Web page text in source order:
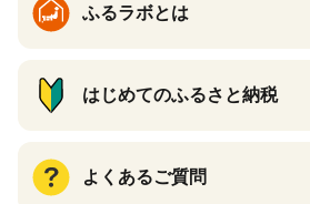
ふるラボとは
はじめてのふるさと納税
よくあるご質問